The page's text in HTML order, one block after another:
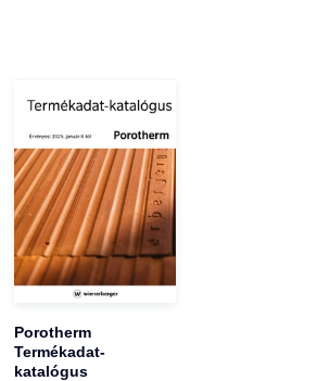
Porotherm
Termékadat-
katalógus